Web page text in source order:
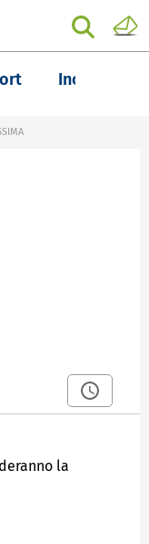
Inchieste
la